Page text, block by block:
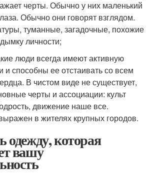
черты. Обычно у них маленький
Обычно они говорят взглядом.
туманные, загадочные, похожие
личности;
люди всегда имеют активную
и способны ее отстаивать со всем
В чистом виде не существует,
черты и ассоциации: культ
движение наше все.
в жителях крупных городов.
одежду, которая
вашу